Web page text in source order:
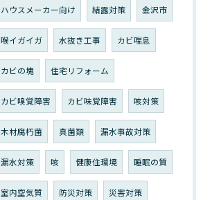
ハウスメーカー向け 結露対策 金沢市
喉イガイガ 水抜き工事 カビ喘息
カビの塊 住宅リフォーム
カビ嗅覚障害 カビ味覚障害 咳対策
木材腐朽菌 真菌類 漏水事故対策
漏水対策 咳 健康住環境 睡眠の質
室内空気質 防災対策 災害対策